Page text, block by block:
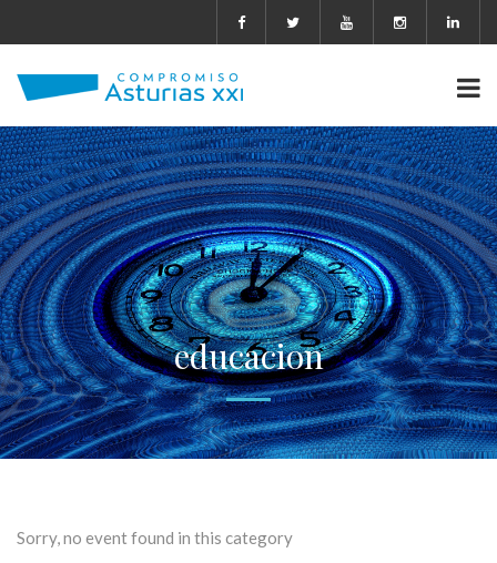
educacion
Sorry, no event found in this category